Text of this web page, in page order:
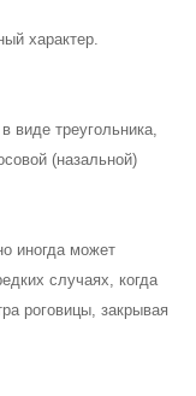
характер.
виде треугольника,
(назальной)
иногда может
случаях, когда
роговицы, закрывая